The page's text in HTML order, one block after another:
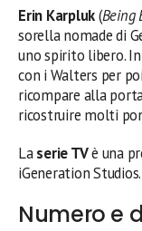
Erin Karpluk(Being
sorella nomade di
uno spirito libero.
con i Walters per
ricompare alla
ricostruire molti
Laserie TVè una
iGeneration Studios.
Numero e